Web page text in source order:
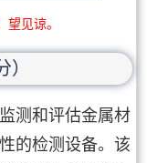
见谅。
测和评估金属材
的检测设备。该